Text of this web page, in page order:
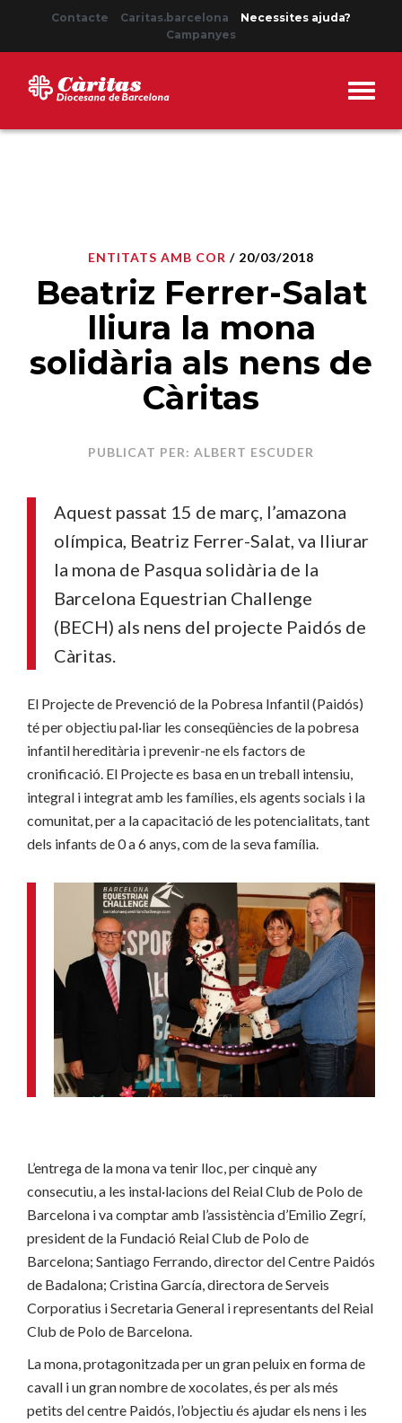
Contacte Caritas.barcelona
Necessites ajuda?
Campanyes
ENTITATS AMB COR / 20/03/2018
Beatriz Ferrer-Salat
lliura la mona
solidària als nens de
Càritas
PUBLICAT PER: ALBERT ESCUDER
Aquest passat 15 de març, l’amazona
olímpica, Beatriz Ferrer-Salat, va lliurar
la mona de Pasqua solidària de la
Barcelona Equestrian Challenge
(BECH) als nens del projecte Paidós de
Càritas.
El Projecte de Prevenció de la Pobresa Infantil (Paidós)
té per objectiu pal·liar les conseqüències de la pobresa
infantil hereditària i prevenir-ne els factors de
cronificació. El Projecte es basa en un treball intensiu,
integral i integrat amb les famílies, els agents socials i la
comunitat, per a la capacitació de les potencialitats, tant
dels infants de 0 a 6 anys, com de la seva família.
L’entrega de la mona va tenir lloc, per cinquè any
consecutiu, a les instal·lacions del Reial Club de Polo de
Barcelona i va comptar amb l’assistència d’Emilio Zegrí,
president de la Fundació Reial Club de Polo de
Barcelona; Santiago Ferrando, director del Centre Paidós
de Badalona; Cristina García, directora de Serveis
Corporatius i Secretaria General i representants del Reial
Club de Polo de Barcelona.
La mona, protagonitzada per un gran peluix en forma de
cavall i un gran nombre de xocolates, és per als més
petits del centre Paidós, l’objectiu és ajudar els nens i les